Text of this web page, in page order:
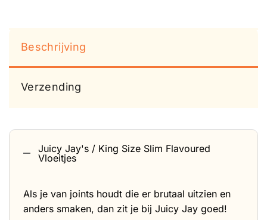
Beschrijving
Verzending
Juicy Jay's / King Size Slim Flavoured
Vloeitjes
Als je van joints houdt die er brutaal uitzien en
anders smaken, dan zit je bij Juicy Jay goed!